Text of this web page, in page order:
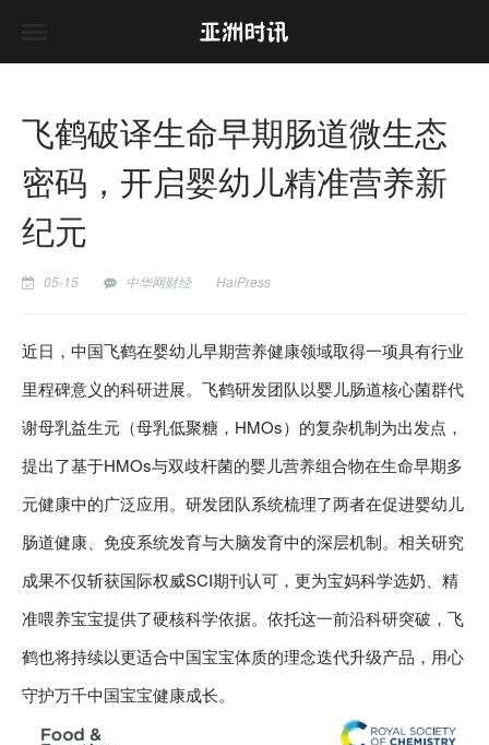
飞鹤破译生命早期肠道微生态
密码，开启婴幼儿精准营养新
纪元
05-15 中华网财经 HaiPress
近日，中国飞鹤在婴幼儿早期营养健康领域取得一项具有行业
里程碑意义的科研进展。飞鹤研发团队以婴儿肠道核心菌群代
谢母乳益生元（母乳低聚糖，HMOs）的复杂机制为出发点，
提出了基于HMOs与双歧杆菌的婴儿营养组合物在生命早期多
元健康中的广泛应用。研发团队系统梳理了两者在促进婴幼儿
肠道健康、免疫系统发育与大脑发育中的深层机制。相关研究
成果不仅斩获国际权威SCI期刊认可，更为宝妈科学选奶、精
准喂养宝宝提供了硬核科学依据。依托这一前沿科研突破，飞
鹤也将持续以更适合中国宝宝体质的理念迭代升级产品，用心
守护万千中国宝宝健康成长。